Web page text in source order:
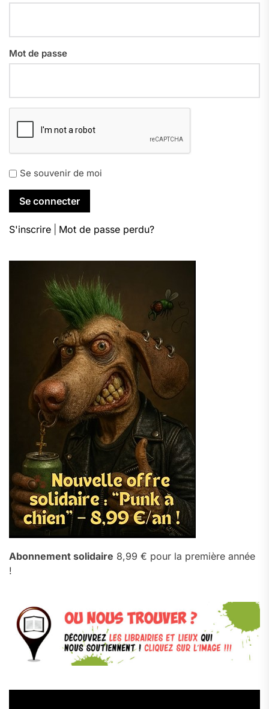
Mot de passe
Se souvenir de moi
S'inscrire Mot de passe perdu?
Abonnement solidaire 8,99 € pour la première année
!